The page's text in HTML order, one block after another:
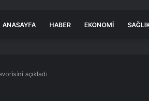
ANASAYFA HABER EKONOMI
açıkladı